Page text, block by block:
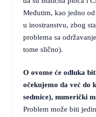
Međutim, kao jedno od
u inostranstvu, zbog
problema sa
tome slično).
O ovome će odluka
očekujemo da već do
sedmice), numerički
Problem može biti